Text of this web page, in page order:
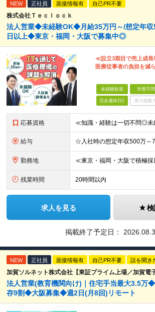
NEW 正社員 面接情報有 自己PR不要
株式会社Ｔｅｃｌｏｃｋ
法人営業◆未経験OK◆月給35万円～/想定年
日以上◆東京・福岡・大阪で募集中◎
≪設立3期目で売上成
医療従事者の負担を減
未経験歓迎 学歴不問
完全週休2日 賞与複数月
応募資格
給与
勤務地
残業時間 20時間以内
求人を見る 検
掲載終了予定日：
NEW 正社員 面接情報有 自己PR不要 話を聞き
加賀ソルネット株式会社【東証プライム上場／加賀電
法人営業(教育機関向け)｜住宅手当最大3.5
存9割◆大阪募集◆週2日(月8回)リモート